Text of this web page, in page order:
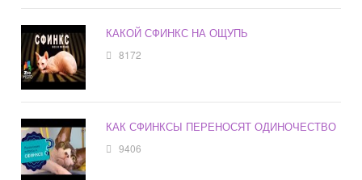
КАКОЙ СФИНКС НА ОЩУПЬ
8172
КАК СФИНКСЫ ПЕРЕНОСЯТ ОДИНОЧЕСТВО
9406